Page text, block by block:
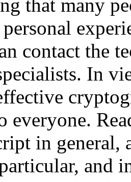
that many
contact the
In
everyone.
in
and